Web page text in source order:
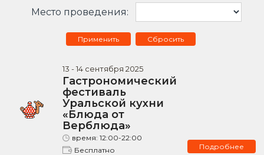
Место проведения:
Сбросить
13 -14сентября 2025
Гастрономический
фестиваль
Уральской кухни
«Блюда от
Верблюда»
время: 12:00-22:00
Бесплатно
Подробнее